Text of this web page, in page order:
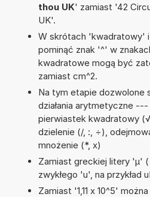
thou UK' zamiast '42
UK'.
W skrótach 'kwadratowy'
pominąć znak '^' w
kwadratowe mogą być
zamiast cm^2.
Na tym etapie dozwolone
działania arytmetyczne ---
pierwiastek kwadratowy
dzielenie (/, :, ÷),
mnożenie (*, x)
Zamiast greckiej litery 'µ'
zwykłego 'u', na przykład
Zamiast '1,11 x 10^5'